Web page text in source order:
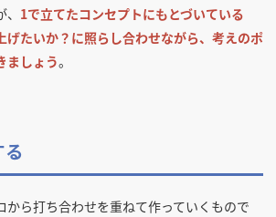
1で立てたコンセプトにもとづいている
げたいか？に照らし合わせながら、考えのポ
ましょう。
から打ち合わせを重ねて作っていくもので